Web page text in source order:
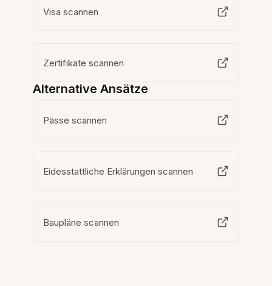
Visa scannen
Zertifikate scannen
Alternative Ansätze
Pässe scannen
Eidesstattliche Erklärungen scannen
Baupläne scannen